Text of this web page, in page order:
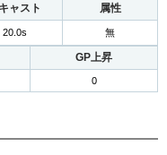
ャスト 属性
20.0s 無
GP上昇
0